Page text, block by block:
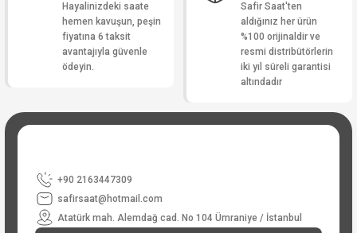
Hayalinizdeki saate
hemen kavuşun, peşin
fiyatına 6 taksit
avantajıyla güvenle
ödeyin.
Safir Saat'ten
aldığınız her ürün
%100 orijinaldir ve
resmi distribütörlerin
iki yıl süreli garantisi
altındadır
+90 2163447309
safirsaat@hotmail.com
Atatürk mah. Alemdağ cad. No 104 Ümraniye / İstanbul